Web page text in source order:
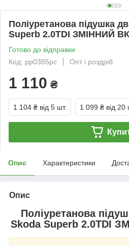
Поліуретанова підушка
Superb 2.0TDI ЗМІННИЙ
Готово до відправки
Код: pp0385pc
Опт і роздріб
1 110 ₴
1 104 ₴ від 5 шт. 1 099 ₴ від 20
Опис Характеристики
Опис
Поліуретанова
Skoda Superb 2.0TDI